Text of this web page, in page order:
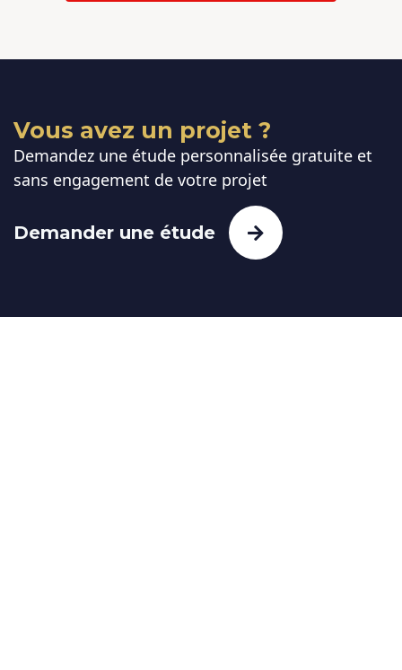
Vous avez un projet ?
Demandez une étude personnalisée gratuite et
sans engagement de votre projet
Demander une étude